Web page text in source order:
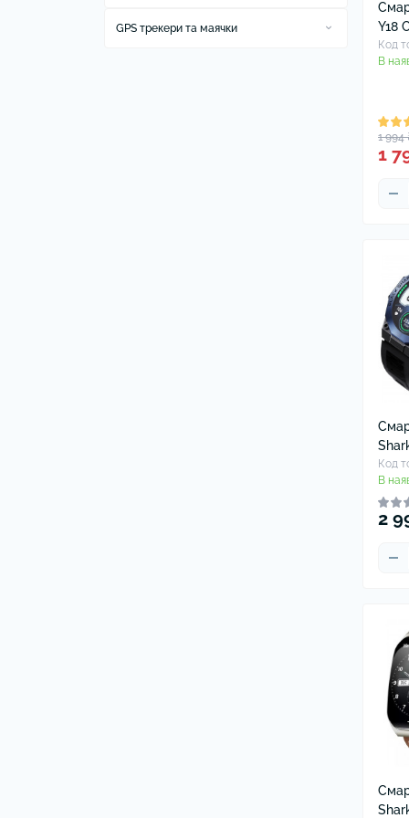
Зубні щітки електричні та
Очищувачі повітря
GPS трекери та маячки
Y18
Код
В
1 994
1
Код
В
2